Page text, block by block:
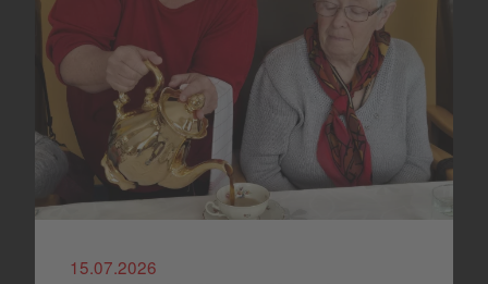
15.07.2026